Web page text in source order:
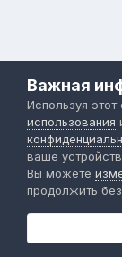
Важная
Используя
использования
ваше
Вы можете
продолжить